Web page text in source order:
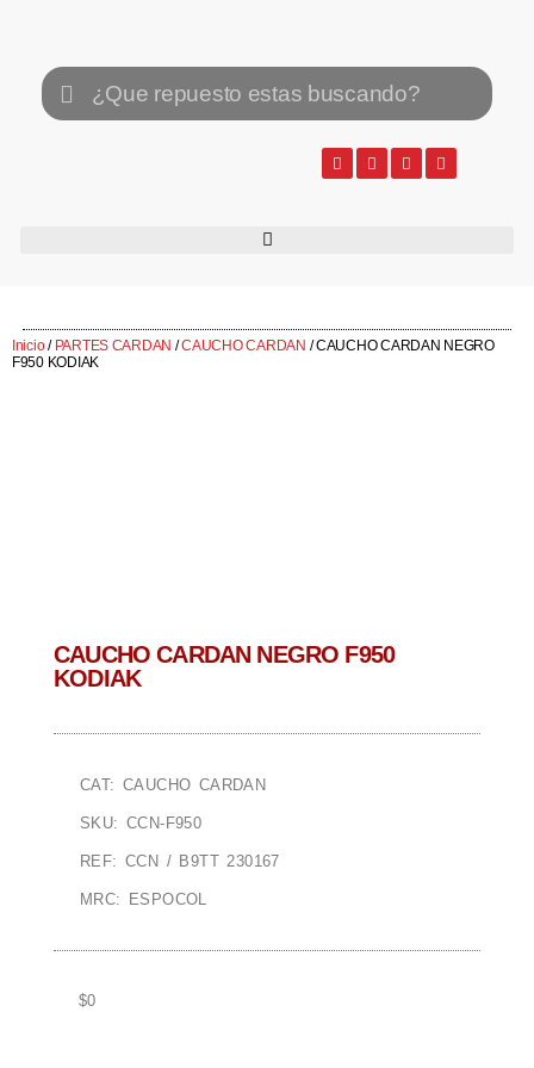
Inicio/ PARTES CARDAN /CAUCHO CARDAN / CAUCHO CARDAN NEGRO
F950 KODIAK
CAUCHO CARDAN NEGRO F950
KODIAK
CAT: CAUCHO CARDAN
SKU: CCN-F950
REF: CCN / B9TT 230167
MRC: ESPOCOL
$0